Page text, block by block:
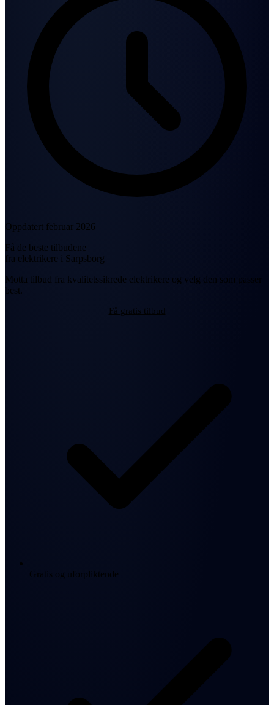
Oppdatert februar 2026
Få de beste tilbudene
fra elektrikere i Sarpsborg
Motta tilbud fra kvalitetssikrede elektrikere og velg den som passer
best.
Få gratis tilbud
Gratis og uforpliktende